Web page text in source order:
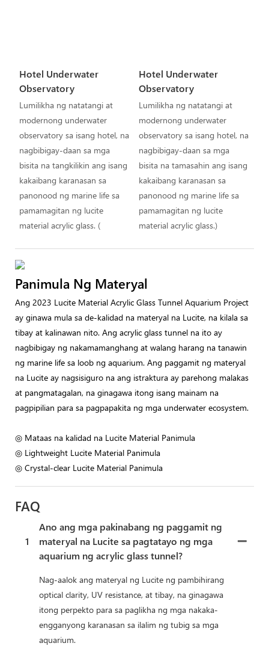
Hotel Underwater
Observatory
Lumilikha ng natatangi at
modernong underwater
observatory sa isang hotel, na
nagbibigay-daan sa mga
bisita na tangkilikin ang isang
kakaibang karanasan sa
panonood ng marine life sa
pamamagitan ng lucite
material acrylic glass. (
Hotel Underwater
Observatory
Lumilikha ng natatangi at
modernong underwater
observatory sa isang hotel, na
nagbibigay-daan sa mga
bisita na tamasahin ang isang
kakaibang karanasan sa
panonood ng marine life sa
pamamagitan ng lucite
material acrylic glass.)
Panimula Ng Materyal
Ang 2023 Lucite Material Acrylic Glass Tunnel Aquarium Project
ay ginawa mula sa de-kalidad na materyal na Lucite, na kilala sa
tibay at kalinawan nito. Ang acrylic glass tunnel na ito ay
nagbibigay ng nakamamanghang at walang harang na tanawin
ng marine life sa loob ng aquarium. Ang paggamit ng materyal
na Lucite ay nagsisiguro na ang istraktura ay parehong malakas
at pangmatagalan, na ginagawa itong isang mainam na
pagpipilian para sa pagpapakita ng mga underwater ecosystem.
◎ Mataas na kalidad na Lucite Material Panimula
◎ Lightweight Lucite Material Panimula
◎ Crystal-clear Lucite Material Panimula
FAQ
1
Ano ang mga pakinabang ng paggamit ng
materyal na Lucite sa pagtatayo ng mga
aquarium ng acrylic glass tunnel?
Nag-aalok ang materyal ng Lucite ng pambihirang
optical clarity, UV resistance, at tibay, na ginagawa
itong perpekto para sa paglikha ng mga nakaka-
engganyong karanasan sa ilalim ng tubig sa mga
aquarium.